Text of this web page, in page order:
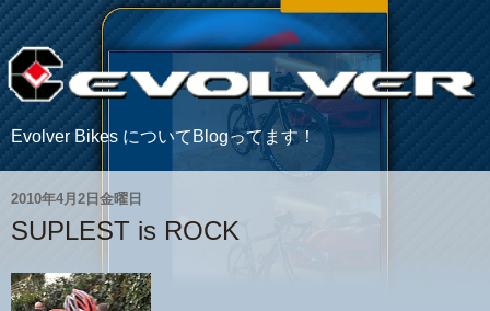
Evolver Bikes についてBlogってます！
2010年4月2日金曜日
SUPLEST is ROCK